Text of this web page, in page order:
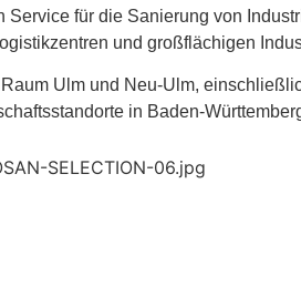
Service für die Sanierung von
und großflächigen
Ulm und Neu-Ulm,
in Baden-